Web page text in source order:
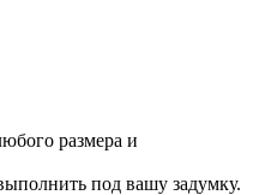
размера и
под вашу задумку.